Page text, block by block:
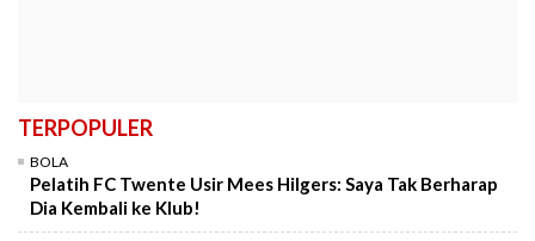
TERPOPULER
BOLA
Pelatih FC Twente Usir Mees Hilgers: Saya Tak Berharap
Dia Kembali ke Klub!